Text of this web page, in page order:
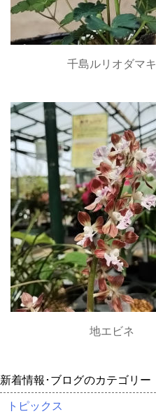
千島ルリオダマキ
地エビネ
新着情報･ブログのカテゴリー
トピックス